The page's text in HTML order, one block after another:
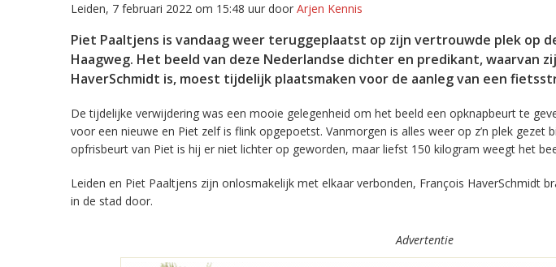
Leiden, 7 februari 2022 om 15:48 uur door Arjen Kennis
Piet Paaltjens is vandaag weer teruggeplaatst op zijn vertrouwde plek op
Haagweg. Het beeld van deze Nederlandse dichter en predikant, waarvan
HaverSchmidt is, moest tijdelijk plaatsmaken voor de aanleg van een
De tijdelijke verwijdering was een mooie gelegenheid om het beeld een opknapbeurt te
voor een nieuwe en Piet zelf is flink opgepoetst. Vanmorgen is alles weer op z’n plek gezet
opfrisbeurt van Piet is hij er niet lichter op geworden, maar liefst 150 kilogram weegt het
Leiden en Piet Paaltjens zijn onlosmakelijk met elkaar verbonden, François HaverSchmidt
in de stad door.
Advertentie